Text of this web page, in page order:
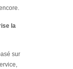
la
sur